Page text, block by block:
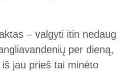
– valgyti itin nedaug
per dieną,
jau prieš tai minėto